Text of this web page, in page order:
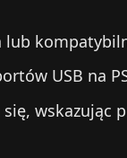
lub
USB na
wskazując